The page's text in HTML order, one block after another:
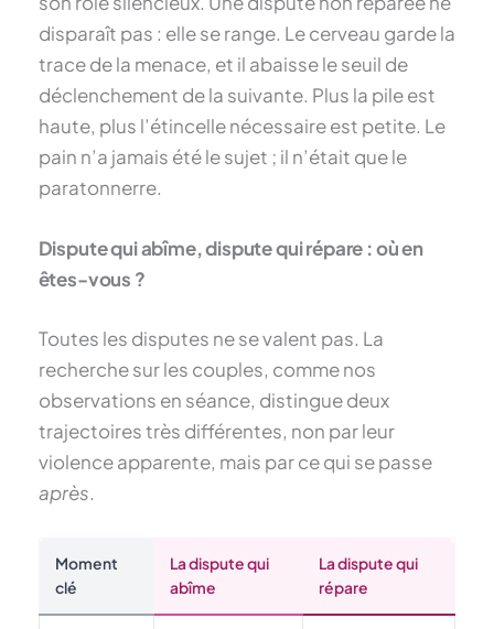
disparaît pas : elle se range. Le cerveau garde la
trace de la menace, et il abaisse le seuil de
déclenchement de la suivante. Plus la pile est
haute, plus l’étincelle nécessaire est petite. Le
pain n’a jamais été le sujet ; il n’était que le
paratonnerre.
Dispute qui abîme, dispute qui répare : où en
êtes-vous ?
Toutes les disputes ne se valent pas. La
recherche sur les couples, comme nos
observations en séance, distingue deux
trajectoires très différentes, non par leur
violence apparente, mais par ce qui se passe
après.
Moment
clé
La dispute qui
abîme
La dispute qui
répare